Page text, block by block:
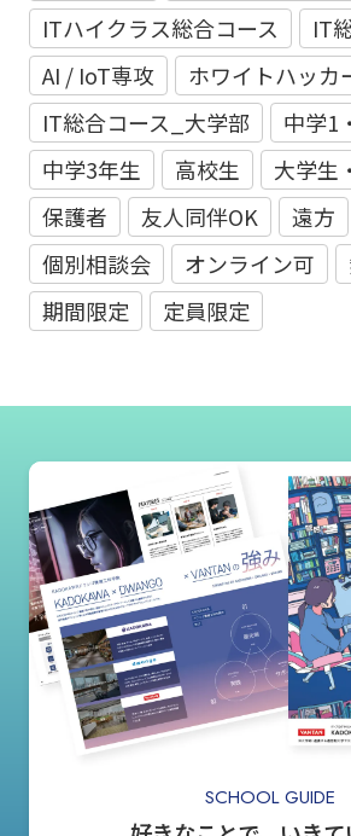
ITハイクラス総合コース
IT
AI / IoT専攻
ホワイトハッカ
IT総合コース_大学部
中学1
中学3年生
高校生
大学生
保護者
友人同伴OK 遠方
個別相談会
オンライン可
期間限定
定員限定
SCHOOL GUIDE